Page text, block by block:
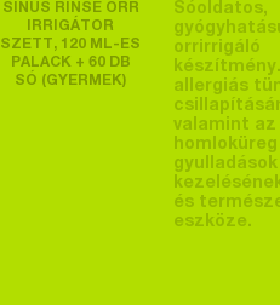
SINUS RINSE ORR
IRRIGÁTOR
SZETT, 120 ML-ES
PALACK + 60 DB
SÓ (GYERMEK)
Sóoldatos,
orrirrigáló
allergiás
valamint az
homloküreg
gyulladások
és
eszköze.